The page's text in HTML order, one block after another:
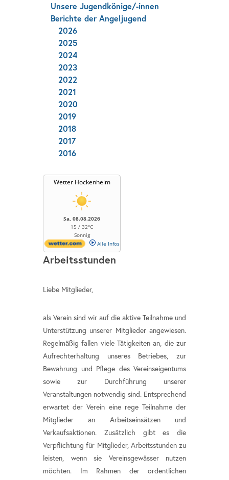
Unsere Jugendkönige/-innen
Berichte der Angeljugend
2026
2025
2024
2023
2022
2021
2020
2019
2018
2017
2016
Wetter Hockenheim
Sa, 08.08.2026
15 / 32°C
Sonnig
Alle Infos
Arbeitsstunden
Liebe Mitglieder,
als Verein sind wir auf die aktive Teilnahme und
Unterstützung unserer Mitglieder angewiesen.
Regelmäßig fallen viele Tätigkeiten an, die zur
Aufrechterhaltung unseres Betriebes, zur
Bewahrung und Pflege des Vereinseigentums
sowie zur Durchführung unserer
Veranstaltungen notwendig sind. Entsprechend
erwartet der Verein eine rege Teilnahme der
Mitglieder an Arbeitseinsätzen und
Verkaufsaktionen. Zusätzlich gibt es die
Verpflichtung für Mitglieder, Arbeitsstunden zu
leisten, wenn sie Vereinsgewässer nutzen
möchten. Im Rahmen der ordentlichen